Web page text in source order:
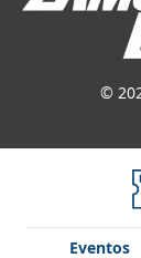
©
Eventos